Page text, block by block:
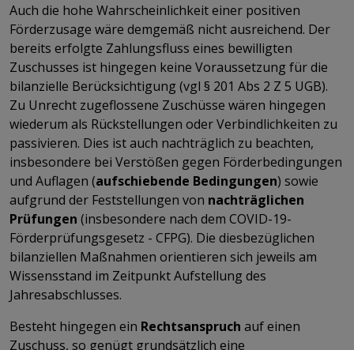
Auch die hohe Wahrscheinlichkeit einer positiven
Förderzusage wäre demgemäß nicht ausreichend. Der
bereits erfolgte Zahlungsfluss eines bewilligten
Zuschusses ist hingegen keine Voraussetzung für die
bilanzielle Berücksichtigung (vgl § 201 Abs 2 Z 5 UGB).
Zu Unrecht zugeflossene Zuschüsse wären hingegen
wiederum als Rückstellungen oder Verbindlichkeiten zu
passivieren. Dies ist auch nachträglich zu beachten,
insbesondere bei Verstößen gegen Förderbedingungen
und Auflagen (aufschiebende Bedingungen) sowie
aufgrund der Feststellungen von nachträglichen
Prüfungen (insbesondere nach dem COVID-19-
Förderprüfungsgesetz - CFPG). Die diesbezüglichen
bilanziellen Maßnahmen orientieren sich jeweils am
Wissensstand im Zeitpunkt Aufstellung des
Jahresabschlusses.
Besteht hingegen ein Rechtsanspruch auf einen
Zuschuss, so genügt grundsätzlich eine